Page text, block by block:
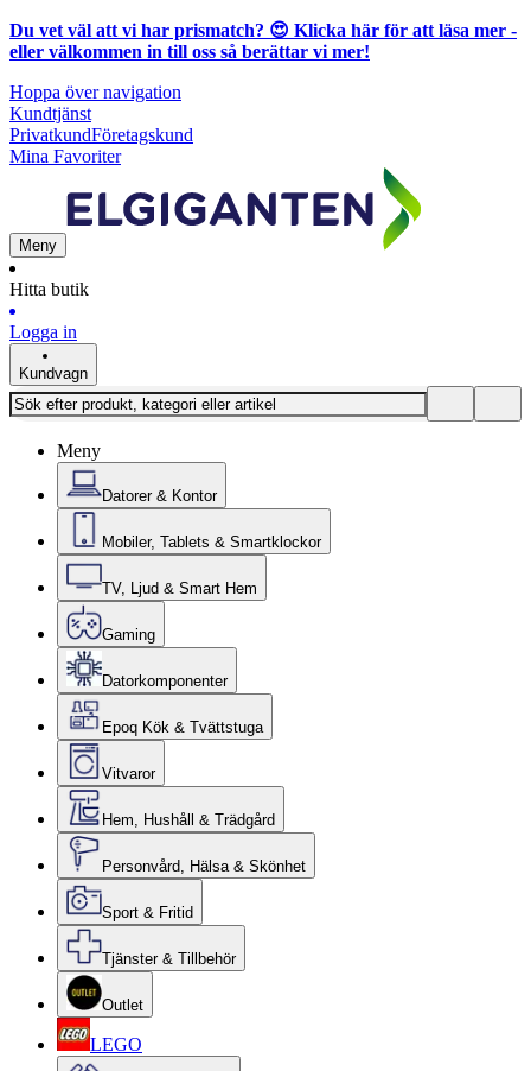
Du vet väl att vi har prismatch? 😍 Klicka här för att läsa mer -
eller välkommen in till oss så berättar vi mer!
Hoppa över navigation
Kundtjänst
PrivatkundFöretagskund
Mina Favoriter
Meny
Hitta butik
Logga in
Kundvagn
Meny
Datorer & Kontor
Mobiler, Tablets & Smartklockor
TV, Ljud & Smart Hem
Gaming
Datorkomponenter
Epoq Kök & Tvättstuga
Vitvaror
Hem, Hushåll & Trädgård
Personvård, Hälsa & Skönhet
Sport & Fritid
Tjänster & Tillbehör
Outlet
LEGO